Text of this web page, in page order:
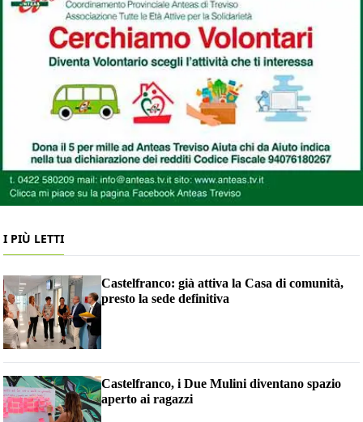
I PIÙ LETTI
Castelfranco: già attiva la Casa di comunità,
presto la sede definitiva
Castelfranco, i Due Mulini diventano spazio
aperto ai ragazzi